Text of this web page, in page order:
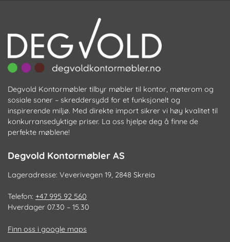
Degvold Kontormøbler tilbyr møbler til kontor, møterom og
sosiale soner – skreddersydd for et funksjonelt og
inspirerende miljø. Med direkte import sikrer vi høy kvalitet til
konkurransedyktige priser. La oss hjelpe deg å finne de
perfekte møblene!
Degvold Kontormøbler AS
Lageradresse: Veverivegen 19, 2848 Skreia
Telefon: +47 995 92 560
Hverdager 07.30 – 15.30
Finn oss i google maps